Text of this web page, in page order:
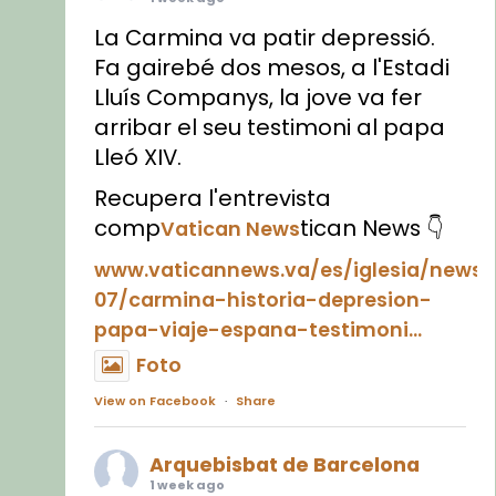
La Carmina va patir depressió.
Fa gairebé dos mesos, a l'Estadi
Lluís Companys, la jove va fer
arribar el seu testimoni al papa
Lleó XIV.
Recupera l'entrevista
compVatican Newstican News 👇
www.vaticannews.va/es/iglesia/news/
07/carmina-historia-depresion-
papa-viaje-espana-testimoni...
Foto
View on Facebook · Share
Arquebisbat de Barcelona
1 week ago